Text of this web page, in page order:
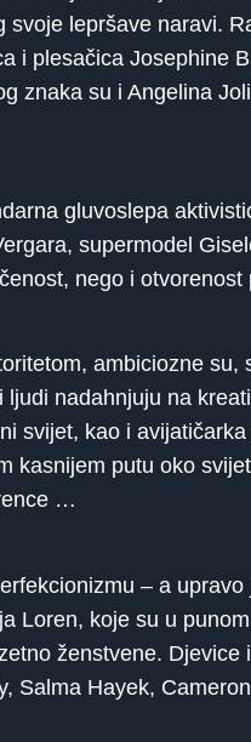
lepršave naravi.
i plesačica Josephine
znaka su i Angelina
gluvoslepa
supermodel
nego i
ambiciozne su,
nadahnjuju na
svijet, kao i
kasnijem putu oko
…
– a
Loren, koje su u
ženstvene.
Salma Hayek,